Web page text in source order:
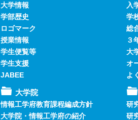
大学情報
学部歴史
ロゴマーク
授業情報
学生便覧等
学生支援
JABEE
大学院
情報工学府教育課程編成方針
大学院・情報工学府の紹介
入
学
総
３
大
オ
よ
研
研